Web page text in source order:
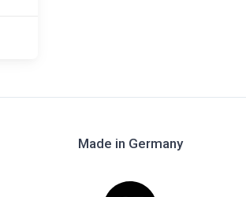
Made in Germany